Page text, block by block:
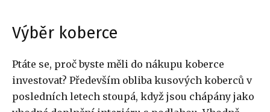
Výběr koberce
Ptáte se, proč byste měli do nákupu koberce
investovat? Především obliba kusových koberců v
posledních letech stoupá, když jsou chápány jako